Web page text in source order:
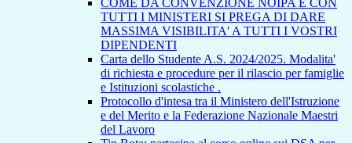
COME DA CONVENZIONE NOIPA E CON
TUTTI I MINISTERI SI PREGA DI DARE
MASSIMA VISIBILITA' A TUTTI I VOSTRI
DIPENDENTI
Carta dello Studente A.S. 2024/2025. Modalita'
di richiesta e procedure per il rilascio per famiglie
e Istituzioni scolastiche .
Protocollo d'intesa tra il Ministero dell'Istruzione
e del Merito e la Federazione Nazionale Maestri
del Lavoro